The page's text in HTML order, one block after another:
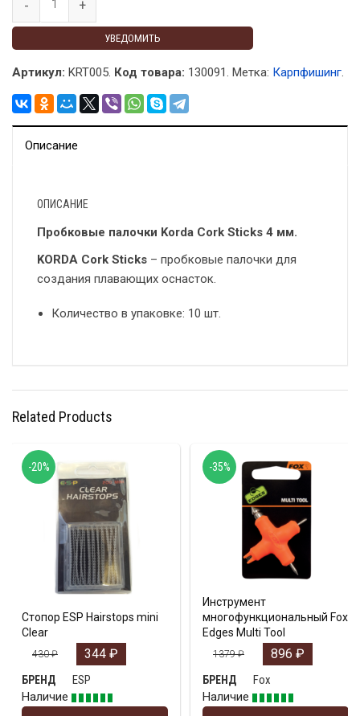
УВЕДОМИТЬ
Артикул: KRT005. Код товара: 130091. Метка: Карпфишинг.
Описание
ОПИСАНИЕ
Пробковые палочки Korda Cork Sticks 4 мм.
KORDA Cork Sticks – пробковые палочки для
создания плавающих оснасток.
Количество в упаковке: 10 шт.
Related Products
Стопор ESP Hairstops mini
Clear
430₽ 344 ₽
БРЕНД
ESP
Наличие
-20%
Инструмент
многофункциональный Fox
Edges Multi Tool
1379₽ 896 ₽
БРЕНД
Fox
Наличие
-35%